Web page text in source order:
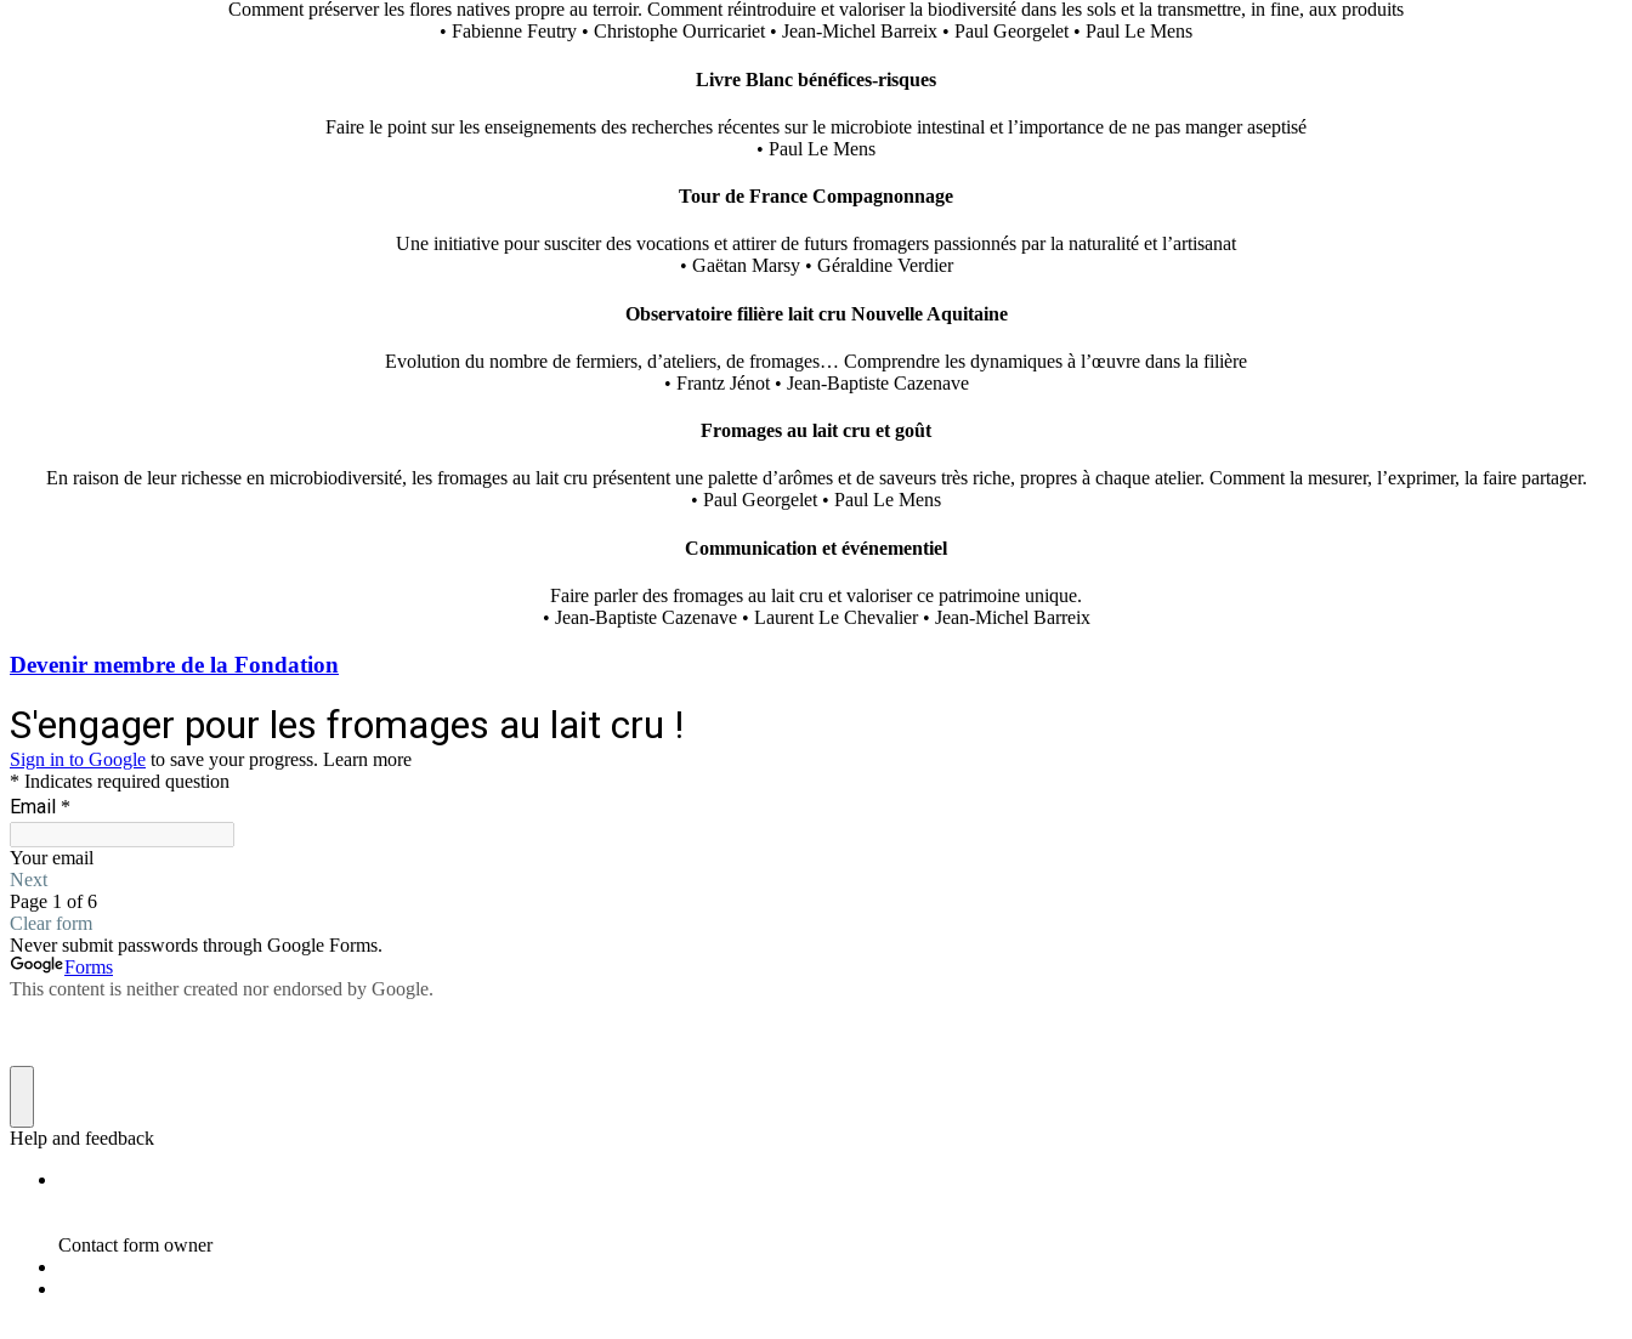
Comment préserver les flores natives propre au terroir. Comment réintroduire et valoriser la biodiversité dans les sols et la transmettre, in fine, aux produits
• Fabienne Feutry • Christophe Ourricariet • Jean-Michel Barreix • Paul Georgelet • Paul Le Mens
Livre Blanc bénéfices-risques
Faire le point sur les enseignements des recherches récentes sur le microbiote intestinal et l’importance de ne pas manger aseptisé
• Paul Le Mens
Tour de France Compagnonnage
Une initiative pour susciter des vocations et attirer de futurs fromagers passionnés par la naturalité et l’artisanat
• Gaëtan Marsy • Géraldine Verdier
Observatoire filière lait cru Nouvelle Aquitaine
Evolution du nombre de fermiers, d’ateliers, de fromages… Comprendre les dynamiques à l’œuvre dans la filière
• Frantz Jénot • Jean-Baptiste Cazenave
Fromages au lait cru et goût
En raison de leur richesse en microbiodiversité, les fromages au lait cru présentent une palette d’arômes et de saveurs très riche, propres à chaque atelier. Comment la mesurer, l’exprimer, la faire partager.
• Paul Georgelet • Paul Le Mens
Communication et événementiel
Faire parler des fromages au lait cru et valoriser ce patrimoine unique.
• Jean-Baptiste Cazenave • Laurent Le Chevalier • Jean-Michel Barreix
Devenir membre de la Fondation